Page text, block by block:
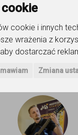
cookie i innych
wrażenia z
aby dostarczać
Zmiana